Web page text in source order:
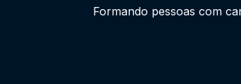
Formando pessoas com